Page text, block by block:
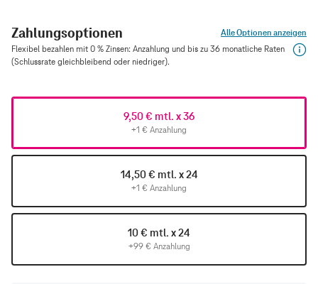
Zahlungsoptionen
Alle Optionen anzeigen
Flexibel bezahlen mit 0 % Zinsen: Anzahlung und bis zu 36 monatliche Raten
(Schlussrate gleichbleibend oder niedriger).
9,50 € mtl. x 36
+1 € Anzahlung
14,50 € mtl. x 24
+1 € Anzahlung
10 € mtl. x 24
+99 € Anzahlung